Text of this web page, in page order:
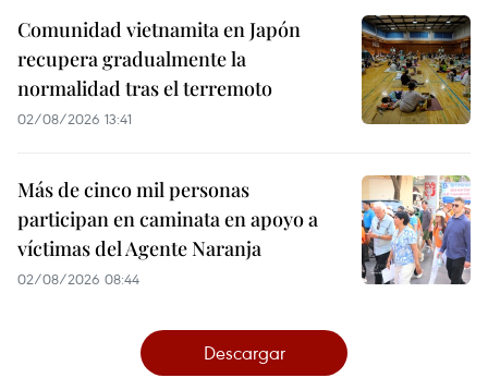
Comunidad vietnamita en Japón
recupera gradualmente la
normalidad tras el terremoto
02/08/2026 13:41
Más de cinco mil personas
participan en caminata en apoyo a
víctimas del Agente Naranja
02/08/2026 08:44
Descargar